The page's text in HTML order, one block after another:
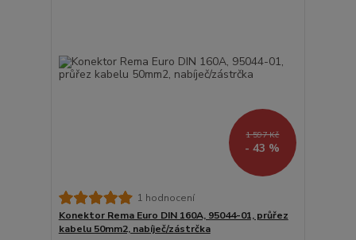
1 597 Kč
- 43 %
1 hodnocení
Konektor Rema Euro DIN 160A, 95044-01, průřez
kabelu 50mm2, nabíječ/zástrčka